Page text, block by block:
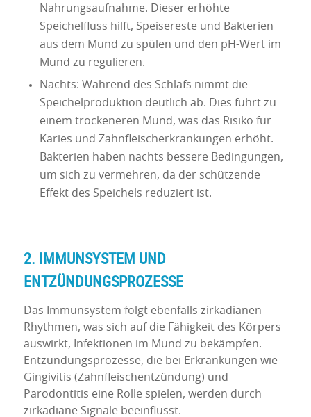
Nahrungsaufnahme. Dieser erhöhte
Speichelfluss hilft, Speisereste und Bakterien
aus dem Mund zu spülen und den pH-Wert im
Mund zu regulieren.
Nachts: Während des Schlafs nimmt die
Speichelproduktion deutlich ab. Dies führt zu
einem trockeneren Mund, was das Risiko für
Karies und Zahnfleischerkrankungen erhöht.
Bakterien haben nachts bessere Bedingungen,
um sich zu vermehren, da der schützende
Effekt des Speichels reduziert ist.
2. IMMUNSYSTEM UND
ENTZÜNDUNGSPROZESSE
Das Immunsystem folgt ebenfalls zirkadianen
Rhythmen, was sich auf die Fähigkeit des Körpers
auswirkt, Infektionen im Mund zu bekämpfen.
Entzündungsprozesse, die bei Erkrankungen wie
Gingivitis (Zahnfleischentzündung) und
Parodontitis eine Rolle spielen, werden durch
zirkadiane Signale beeinflusst.